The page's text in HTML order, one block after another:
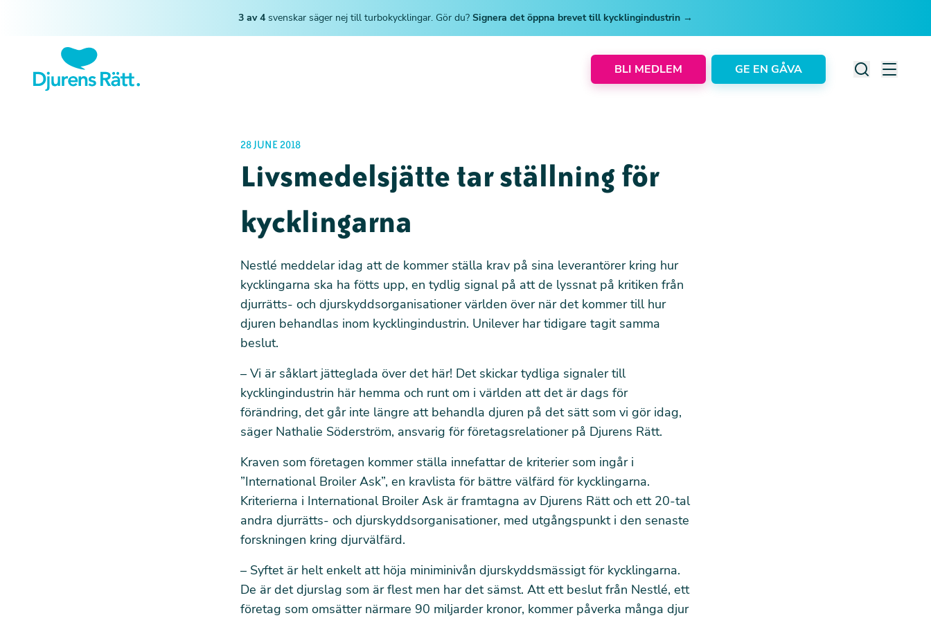
3 av 4 svenskar säger nej till turbokycklingar. Gör du? Signera det öppna brevet till kycklingindustrin →
BLI MEDLEM GE EN GÅVA
28 JUNE 2018
Livsmedelsjätte tar ställning för
kycklingarna
Nestlé meddelar idag att de kommer ställa krav på sina leverantörer kring hur
kycklingarna ska ha fötts upp, en tydlig signal på att de lyssnat på kritiken från
djurrätts- och djurskyddsorganisationer världen över när det kommer till hur
djuren behandlas inom kycklingindustrin. Unilever har tidigare tagit samma
beslut.
– Vi är såklart jätteglada över det här! Det skickar tydliga signaler till
kycklingindustrin här hemma och runt om i världen att det är dags för
förändring, det går inte längre att behandla djuren på det sätt som vi gör idag,
säger Nathalie Söderström, ansvarig för företagsrelationer på Djurens Rätt.
Kraven som företagen kommer ställa innefattar de kriterier som ingår i
”International Broiler Ask”, en kravlista för bättre välfärd för kycklingarna.
Kriterierna i International Broiler Ask är framtagna av Djurens Rätt och ett 20-tal
andra djurrätts- och djurskyddsorganisationer, med utgångspunkt i den senaste
forskningen kring djurvälfärd.
– Syftet är helt enkelt att höja miniminivån djurskyddsmässigt för kycklingarna.
De är det djurslag som är flest men har det sämst. Att ett beslut från Nestlé, ett
företag som omsätter närmare 90 miljarder kronor, kommer påverka många djur